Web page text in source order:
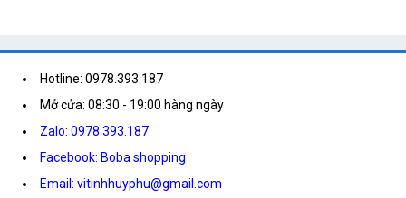
Hotline: 0978.393.187
Mở cửa: 08:30 - 19:00 hàng ngày
Zalo: 0978.393.187
Facebook: Boba shopping
Email: vitinhhuyphu@gmail.com